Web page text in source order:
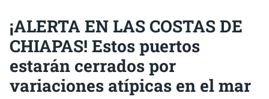
¡ALERTA EN LAS COSTAS DE
CHIAPAS! Estos puertos
estarán cerrados por
variaciones atípicas en el mar